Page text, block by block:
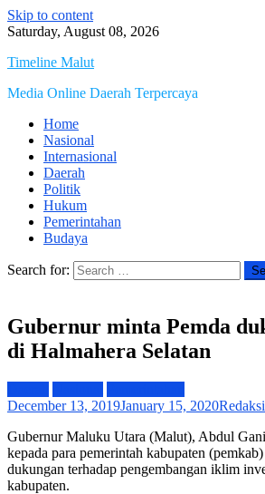
Skip to content
Saturday, August 08, 2026
Timeline Malut
Media Online Daerah Terpercaya
Home
Nasional
Internasional
Daerah
Politik
Hukum
Pemerintahan
Budaya
Search for:
Gubernur minta Pemda
di Halmahera Selatan
December 13, 2019January 15, 2020
Gubernur Maluku Utara (Malut), Abdul
kepada para pemerintah kabupaten
dukungan terhadap pengembangan iklim
kabupaten.